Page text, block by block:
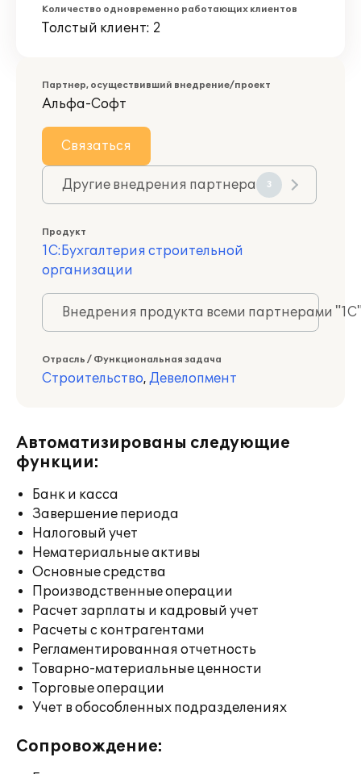
Количество одновременно работающих клиентов
Толстый клиент: 2
Партнер, осуществивший внедрение/проект
Альфа-Софт
Связаться
Другие внедрения партнера 3
Продукт
1С:Бухгалтерия строительной
организации
Внедрения продукта всеми партнерами
Отрасль / Функциональная задача
Строительство, Девелопмент
Автоматизированы следующие
функции:
Банк и касса
Завершение периода
Налоговый учет
Нематериальные активы
Основные средства
Производственные операции
Расчет зарплаты и кадровый учет
Расчеты с контрагентами
Регламентированная отчетность
Товарно-материальные ценности
Торговые операции
Учет в обособленных подразделениях
Сопровождение: